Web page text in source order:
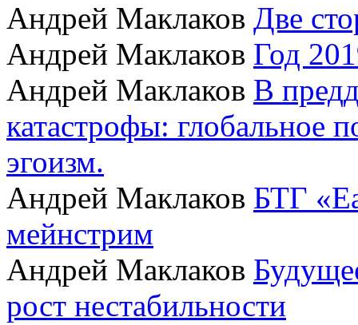
Андрей Маклаков Две
Андрей Маклаков Год
Андрей Маклаков В
катастрофы: глобальное
эгоизм.
Андрей Маклаков БТГ
мейнстрим
Андрей Маклаков
рост нестабильности